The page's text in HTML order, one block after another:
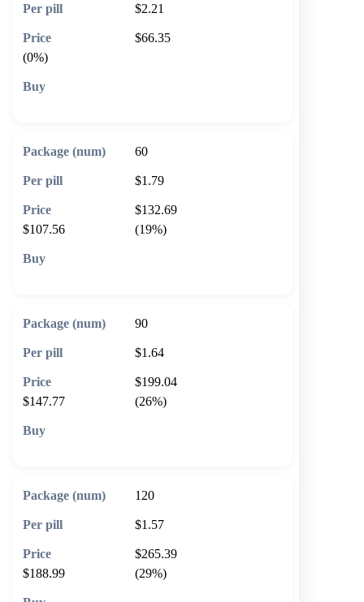
$2.21
$66.35
(0%)
60
$1.79
$132.69
$107.56
(19%)
90
$1.64
$199.04
$147.77
(26%)
120
$1.57
$265.39
$188.99
(29%)